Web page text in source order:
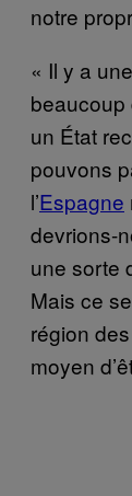
notre
« Il y a
beaucoup
un État
pouvons
l’Espagne
devrions-
une sorte
Mais ce
région
moyen